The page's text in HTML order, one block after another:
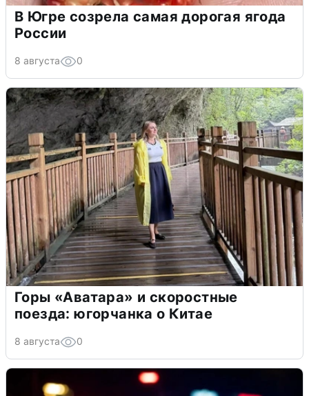
В Югре созрела самая дорогая ягода
России
8 августа 0
Горы «Аватара» и скоростные
поезда: югорчанка о Китае
8 августа 0